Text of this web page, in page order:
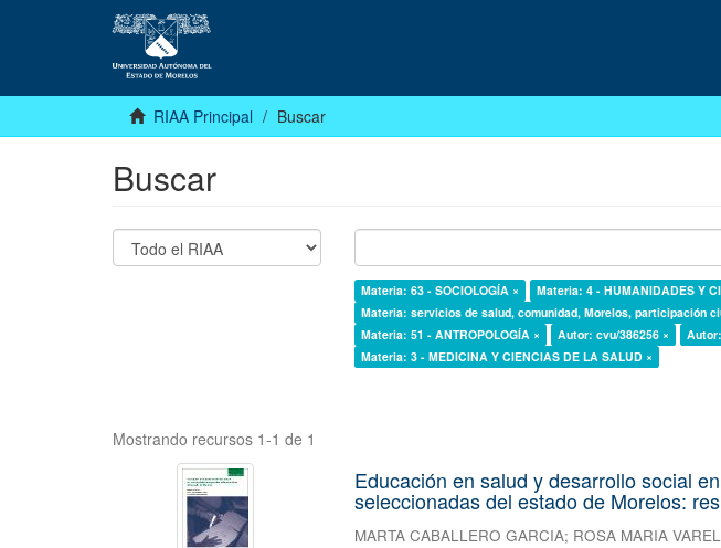
RIAA Principal Buscar
Buscar
Materia: 63 - SOCIOLOGÍA × Materia: 4 - HUMANIDADES Y
Materia: servicios de salud, comunidad, Morelos, participación
Materia: 51 - ANTROPOLOGÍA ×
Autor: cvu/386256 ×
Materia: 3 - MEDICINA Y CIENCIAS DE LA SALUD ×
Mostrando recursos 1-1 de 1
Educación en salud y desarrollo social
seleccionadas del estado de Morelos:
MARTA CABALLERO GARCIA; ROSA MARIA